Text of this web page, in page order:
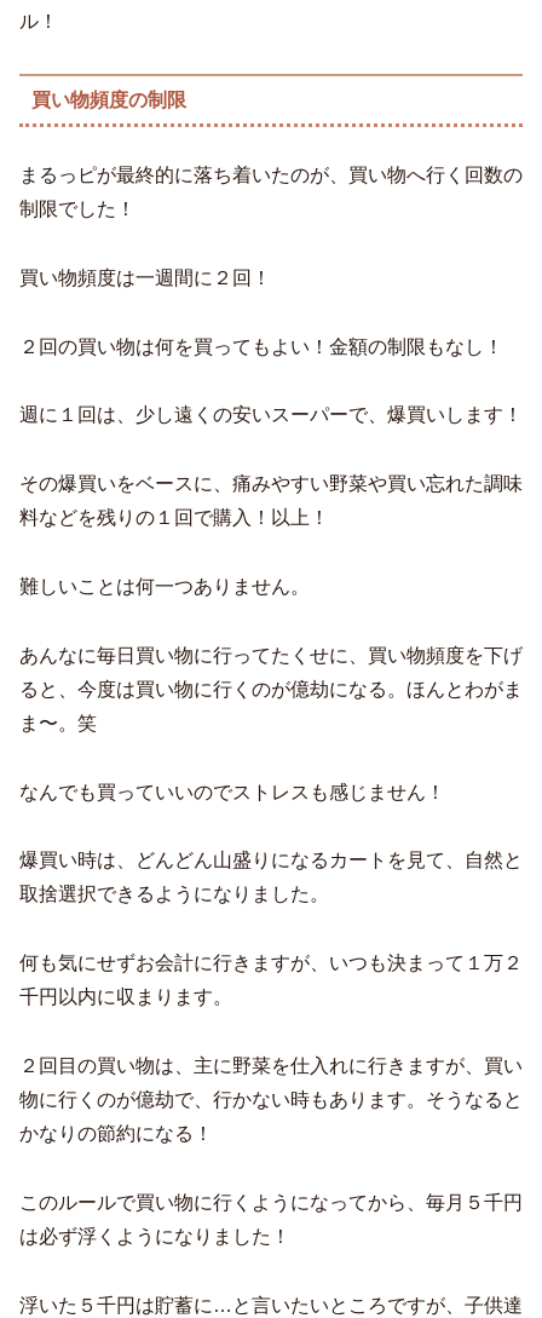
ル！
買い物頻度の制限
まるっピが最終的に落ち着いたのが、買い物へ行く回数の
制限でした！
買い物頻度は一週間に２回！
２回の買い物は何を買ってもよい！金額の制限もなし！
週に１回は、少し遠くの安いスーパーで、爆買いします！
その爆買いをベースに、痛みやすい野菜や買い忘れた調味
料などを残りの１回で購入！以上！
難しいことは何一つありません。
あんなに毎日買い物に行ってたくせに、買い物頻度を下げ
ると、今度は買い物に行くのが億劫になる。ほんとわがま
ま〜。笑
なんでも買っていいのでストレスも感じません！
爆買い時は、どんどん山盛りになるカートを見て、自然と
取捨選択できるようになりました。
何も気にせずお会計に行きますが、いつも決まって１万２
千円以内に収まります。
２回目の買い物は、主に野菜を仕入れに行きますが、買い
物に行くのが億劫で、行かない時もあります。そうなると
かなりの節約になる！
このルールで買い物に行くようになってから、毎月５千円
は必ず浮くようになりました！
浮いた５千円は貯蓄に…と言いたいところですが、子供達